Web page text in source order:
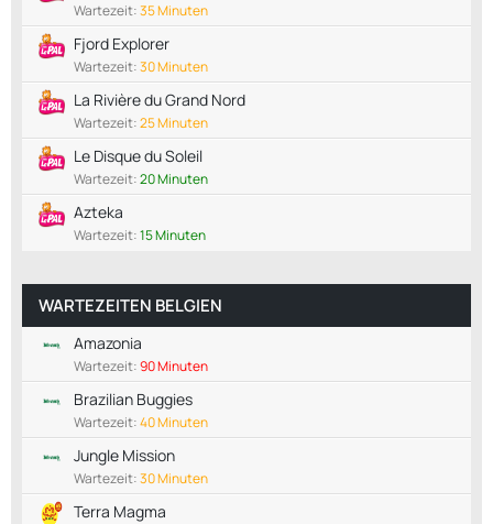
Wartezeit:35 Minuten
Fjord Explorer
Wartezeit:30 Minuten
La Rivière du Grand Nord
Wartezeit:25 Minuten
Le Disque du Soleil
Wartezeit:20 Minuten
Azteka
Wartezeit:15 Minuten
WARTEZEITEN BELGIEN
Amazonia
Wartezeit:90 Minuten
Brazilian Buggies
Wartezeit:40 Minuten
Jungle Mission
Wartezeit:30 Minuten
Terra Magma